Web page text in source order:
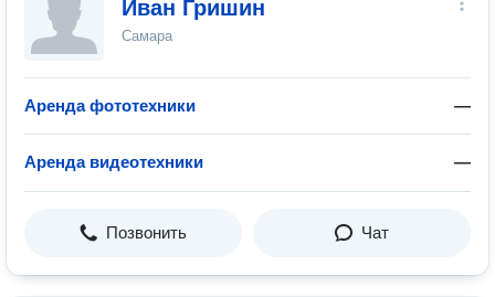
Иван Гришин
Самара
Аренда фототехники —
Аренда видеотехники —
Позвонить Чат